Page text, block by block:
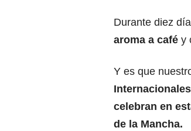
Durante diez
aroma a café y
Y es que
celebran en
de la Mancha.